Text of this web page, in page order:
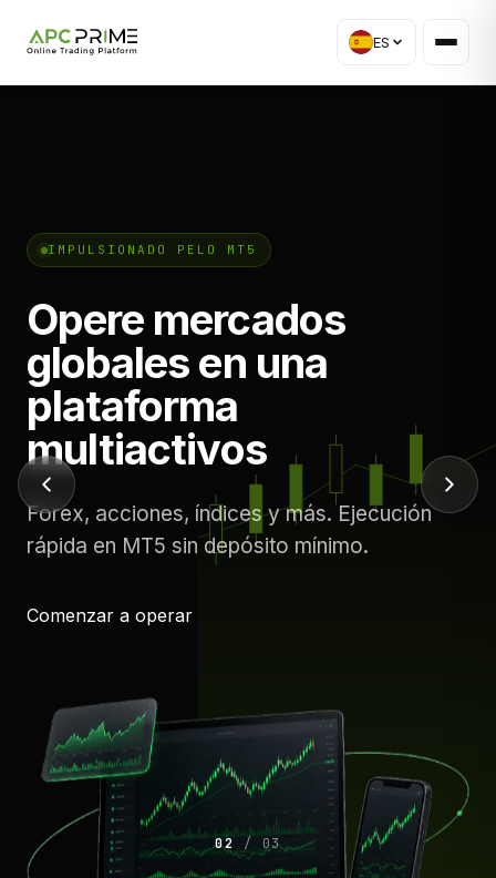
ES
IMPULSIONADO PELO MT5
Opere mercados
globales en una
plataforma
multiactivos
Forex, acciones, índices y más. Ejecución
rápida en MT5 sin depósito mínimo.
Comenzar a operar
02 / 03